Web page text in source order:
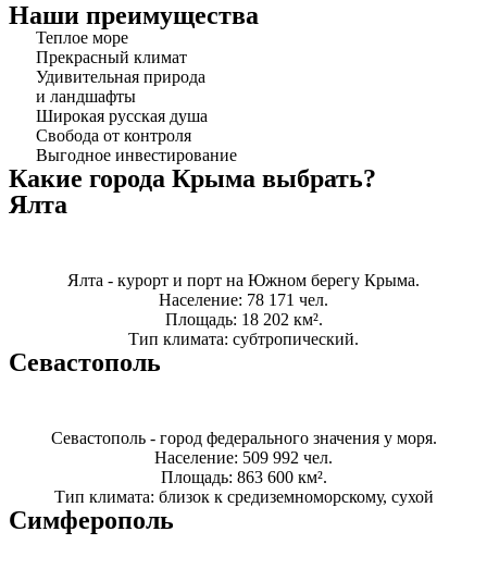
Наши преимущества
Теплое море
Прекрасный климат
Удивительная природа
и ландшафты
Широкая русская душа
Свобода от контроля
Выгодное инвестирование
Какие города Крыма выбрать?
Ялта
Ялта - курорт и порт на Южном берегу Крыма.
Население: 78 171 чел.
Площадь: 18 202 км².
Тип климата: субтропический.
Севастополь
Севастополь - город федерального значения у моря.
Население: 509 992 чел.
Площадь: 863 600 км².
Тип климата: близок к средиземноморскому, сухой
Симферополь